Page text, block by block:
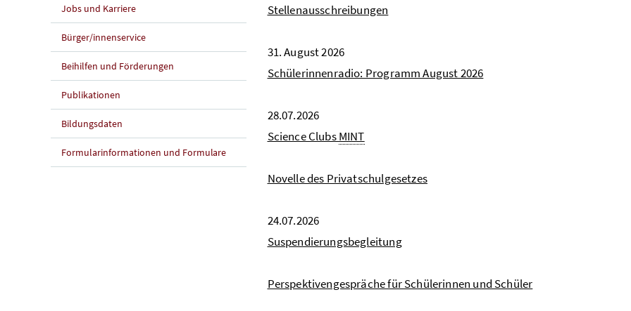
Jobs und Karriere
Bürger/innenservice
Beihilfen und Förderungen
Publikationen
Bildungsdaten
Formularinformationen und Formulare
Stellenausschreibungen
31. August 2026
Schülerinnenradio: Programm August 2026
28.07.2026
Science ClubsMINT
Novelle des Privatschulgesetzes
24.07.2026
Suspendierungsbegleitung
Perspektivengespräche für Schülerinnen und Schüler